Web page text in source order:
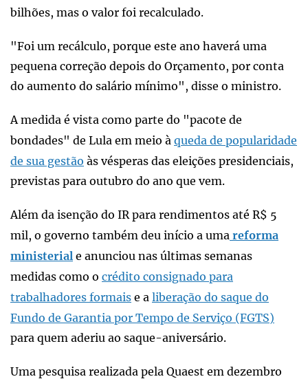
bilhões, mas o valor foi recalculado.
"Foi um recálculo, porque este ano haverá uma
pequena correção depois do Orçamento, por conta
do aumento do salário mínimo", disse o ministro.
A medida é vista como parte do "pacote de
bondades" de Lula em meio à queda de popularidade
de sua gestão às vésperas das eleições presidenciais,
previstas para outubro do ano que vem.
Além da isenção do IR para rendimentos até R$ 5
mil, o governo também deu início a uma reforma
ministerial e anunciou nas últimas semanas
medidas como o crédito consignado para
trabalhadores formais e a liberação do saque do
Fundo de Garantia por Tempo de Serviço (FGTS)
para quem aderiu ao saque-aniversário.
Uma pesquisa realizada pela Quaest em dezembro